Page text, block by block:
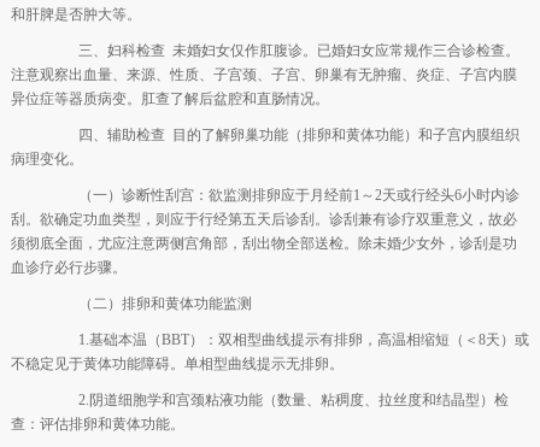
和肝脾是否肿大等。
三、妇科检查 未婚妇女仅作肛腹诊。已婚妇女应常规作三合诊检查。
注意观察出血量、来源、性质、子宫颈、子宫、卵巢有无肿瘤、炎症、子宫内膜
异位症等器质病变。肛查了解后盆腔和直肠情况。
四、辅助检查 目的了解卵巢功能（排卵和黄体功能）和子宫内膜组织
病理变化。
（一）诊断性刮宫：欲监测排卵应于月经前1～2天或行经头6小时内诊
刮。欲确定功血类型，则应于行经第五天后诊刮。诊刮兼有诊疗双重意义，故必
须彻底全面，尤应注意两侧宫角部，刮出物全部送检。除未婚少女外，诊刮是功
血诊疗必行步骤。
（二）排卵和黄体功能监测
1.基础本温（BBT）：双相型曲线提示有排卵，高温相缩短（＜8天）或
不稳定见于黄体功能障碍。单相型曲线提示无排卵。
2.阴道细胞学和宫颈粘液功能（数量、粘稠度、拉丝度和结晶型）检
查：评估排卵和黄体功能。